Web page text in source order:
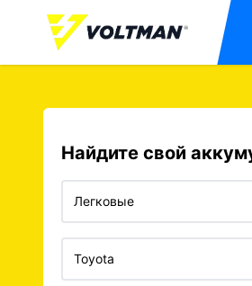
Найдите свой